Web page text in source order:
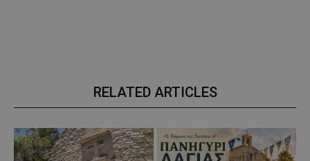
RELATED ARTICLES